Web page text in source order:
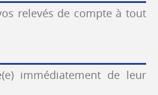
relevés de compte à tout
immédiatement de leur